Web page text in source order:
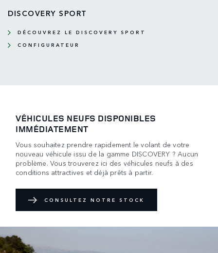
DISCOVERY SPORT
DÉCOUVREZ LE DISCOVERY SPORT
CONFIGURATEUR
VÉHICULES NEUFS DISPONIBLES
IMMÉDIATEMENT
Vous souhaitez prendre rapidement le volant de votre
nouveau véhicule issu de la gamme DISCOVERY ? Aucun
problème. Vous trouverez ici des véhicules neufs à des
conditions attractives et déjà prêts à partir.
CONSULTEZ NOTRE STOCK